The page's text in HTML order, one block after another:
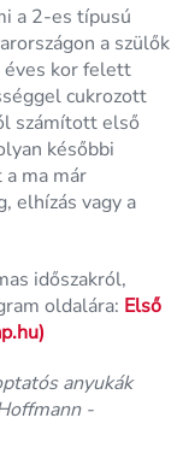
a 2-es típusú
a szülők
kor felett
cukrozott
számított első
későbbi
ma már
elhízás vagy a
időszakról,
oldalára: Első
anyukák
-